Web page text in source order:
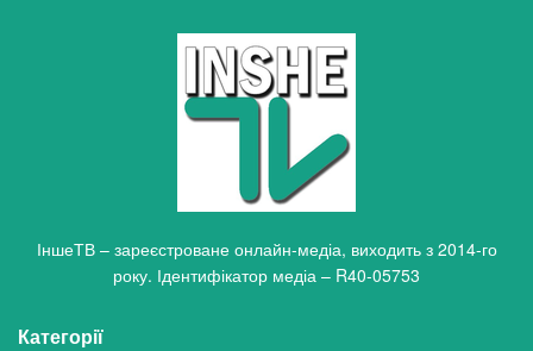
ІншеТВ – зареєстроване онлайн-медіа, виходить з 2014-го
року. Ідентифікатор медіа – R40-05753
Категорії